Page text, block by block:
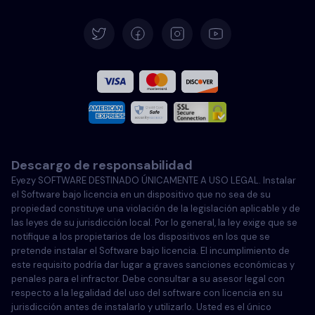
Francés
Italiano
Portugués
Türkçe
Polski
Descargo de responsabilidad
Eyezy SOFTWARE DESTINADO ÚNICAMENTE A USO LEGAL. Instalar
el Software bajo licencia en un dispositivo que no sea de su
propiedad constituye una violación de la legislación aplicable y de
las leyes de su jurisdicción local. Por lo general, la ley exige que se
notifique a los propietarios de los dispositivos en los que se
pretende instalar el Software bajo licencia. El incumplimiento de
este requisito podría dar lugar a graves sanciones económicas y
penales para el infractor. Debe consultar a su asesor legal con
respecto a la legalidad del uso del software con licencia en su
jurisdicción antes de instalarlo y utilizarlo. Usted es el único